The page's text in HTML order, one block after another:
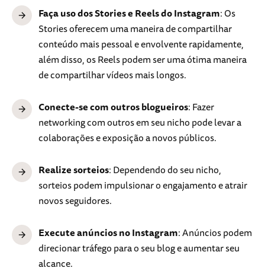
Faça uso dos Stories e Reels do Instagram: Os
Stories oferecem uma maneira de compartilhar
conteúdo mais pessoal e envolvente rapidamente,
além disso, os Reels podem ser uma ótima maneira
de compartilhar vídeos mais longos.
Conecte-se com outros blogueiros: Fazer
networking com outros em seu nicho pode levar a
colaborações e exposição a novos públicos.
Realize sorteios: Dependendo do seu nicho,
sorteios podem impulsionar o engajamento e atrair
novos seguidores.
Execute anúncios no Instagram: Anúncios podem
direcionar tráfego para o seu blog e aumentar seu
alcance.